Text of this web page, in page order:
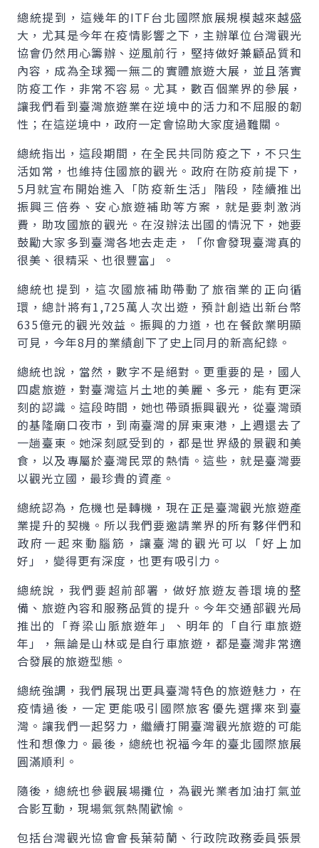
總統提到，這幾年的ITF台北國際旅展規模越來越盛
大，尤其是今年在疫情影響之下，主辦單位台灣觀光
協會仍然用心籌辦、逆風前行，堅持做好兼顧品質和
內容，成為全球獨一無二的實體旅遊大展，並且落實
防疫工作，非常不容易。尤其，數百個業界的參展，
讓我們看到臺灣旅遊業在逆境中的活力和不屈服的韌
性；在這逆境中，政府一定會協助大家度過難關。
總統指出，這段期間，在全民共同防疫之下，不只生
活如常，也維持住國旅的觀光。政府在防疫前提下，
5月就宣布開始進入「防疫新生活」階段，陸續推出
振興三倍券、安心旅遊補助等方案，就是要刺激消
費，助攻國旅的觀光。在沒辦法出國的情況下，她要
鼓勵大家多到臺灣各地去走走，「你會發現臺灣真的
很美、很精采、也很豐富」。
總統也提到，這次國旅補助帶動了旅宿業的正向循
環，總計將有1,725萬人次出遊，預計創造出新台幣
635億元的觀光效益。振興的力道，也在餐飲業明顯
可見，今年8月的業績創下了史上同月的新高紀錄。
總統也說，當然，數字不是絕對。更重要的是，國人
四處旅遊，對臺灣這片土地的美麗、多元，能有更深
刻的認識。這段時間，她也帶頭振興觀光，從臺灣頭
的基隆廟口夜市，到南臺灣的屏東東港，上週還去了
一趟臺東。她深刻感受到的，都是世界級的景觀和美
食，以及專屬於臺灣民眾的熱情。這些，就是臺灣要
以觀光立國，最珍貴的資產。
總統認為，危機也是轉機，現在正是臺灣觀光旅遊產
業提升的契機。所以我們要邀請業界的所有夥伴們和
政府一起來動腦筋，讓臺灣的觀光可以「好上加
好」，變得更有深度，也更有吸引力。
總統說，我們要超前部署，做好旅遊友善環境的整
備、旅遊內容和服務品質的提升。今年交通部觀光局
推出的「脊梁山脈旅遊年」、明年的「自行車旅遊
年」，無論是山林或是自行車旅遊，都是臺灣非常適
合發展的旅遊型態。
總統強調，我們展現出更具臺灣特色的旅遊魅力，在
疫情過後，一定更能吸引國際旅客優先選擇來到臺
灣。讓我們一起努力，繼續打開臺灣觀光旅遊的可能
性和想像力。最後，總統也祝福今年的臺北國際旅展
圓滿順利。
隨後，總統也參觀展場攤位，為觀光業者加油打氣並
合影互動，現場氣氛熱鬧歡愉。
包括台灣觀光協會會長葉菊蘭、行政院政務委員張景